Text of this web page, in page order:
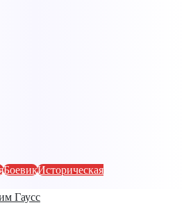
БоевикИсторическая
Гаусс